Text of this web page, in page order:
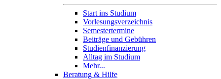
Start ins Studium
Vorlesungsverzeichnis
Semestertermine
Beiträge und Gebühren
Studienfinanzierung
Alltag im Studium
Mehr...
Beratung & Hilfe